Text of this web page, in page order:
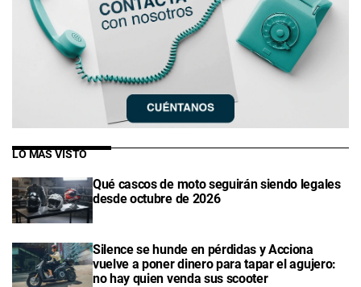
LO MÁS VISTO
Qué cascos de moto seguirán siendo legales
desde octubre de 2026
Silence se hunde en pérdidas y Acciona
vuelve a poner dinero para tapar el agujero:
no hay quien venda sus scooter